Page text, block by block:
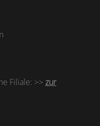
Filiale: >> zur